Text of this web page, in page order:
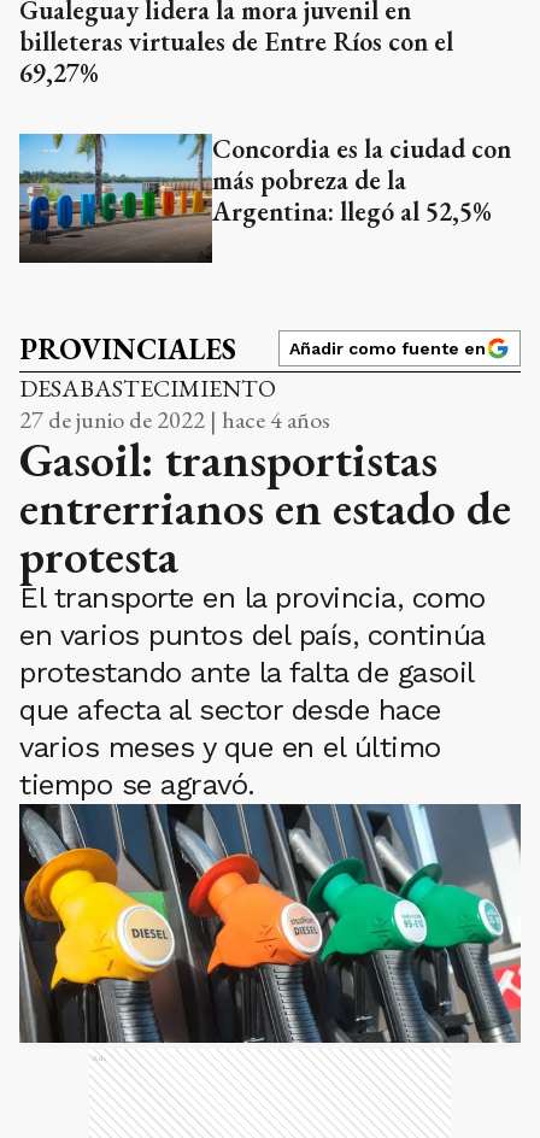
Gualeguay lidera la mora juvenil en
billeteras virtuales de Entre Ríos con el
69,27%
Concordia es la ciudad con
más pobreza de la
Argentina: llegó al 52,5%
PROVINCIALES Añadir como fuente en
DESABASTECIMIENTO
27 de junio de 2022 | hace 4 años
Gasoil: transportistas
entrerrianos en estado de
protesta
El transporte en la provincia, como
en varios puntos del país, continúa
protestando ante la falta de gasoil
que afecta al sector desde hace
varios meses y que en el último
tiempo se agravó.
Ads